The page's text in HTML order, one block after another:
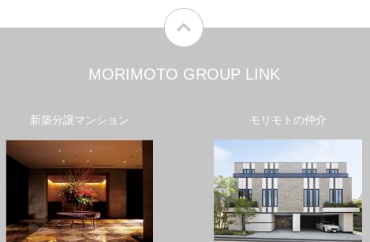
MORIMOTO GROUP LINK
新築分譲マンション モリモトの仲介